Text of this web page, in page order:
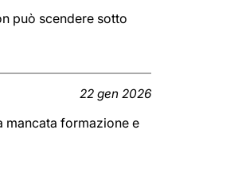
può scendere sotto
22 gen 2026
mancata formazione e